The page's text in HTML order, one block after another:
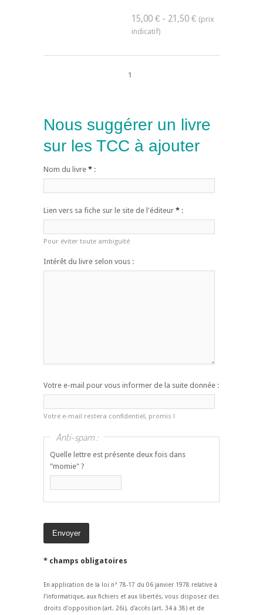
15,00 € - 21,50 €
1
Nous suggérer un livre
sur les TCC à ajouter
Nom du livre * :
Lien vers sa fiche sur le site de l'éditeur * :
Pour éviter toute ambiguïté
Intérêt du livre selon vous :
Votre e-mail pour vous informer de la suite donnée :
Votre e-mail restera confidentiel, promis !
Anti-spam :
Quelle lettre est présente deux fois dans
"momie" ?
* champs obligatoires
En application de la loi n° 78-17 du 06 janvier 1978 relative à
l'informatique, aux fichiers et aux libertés, vous disposez des
droits d'opposition (art. 26i), d'accès (art. 34 à 38) et de